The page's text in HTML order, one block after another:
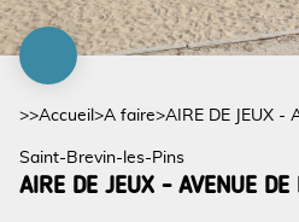
>>Accueil >A faire>AIRE DE JEUX -
Saint-Brevin-les-Pins
AIRE DE JEUX - AVENUE DE